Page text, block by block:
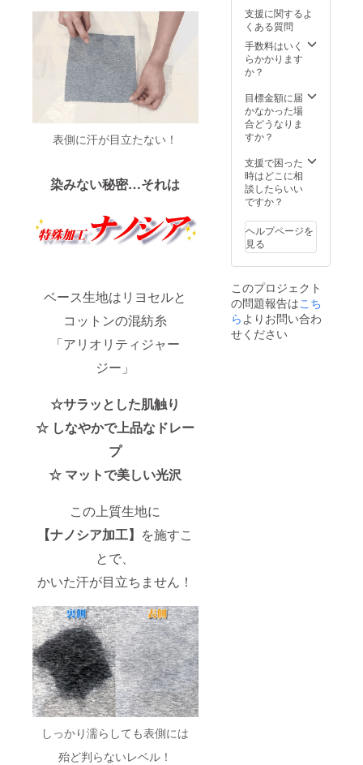
表側に汗が目立たない！
染みない秘密…それは
ベース生地はリヨセルと
コットンの混紡糸
「アリオリティジャー
ジー」
☆サラッとした肌触り
☆ しなやかで上品なドレー
プ
☆ マットで美しい光沢
この上質生地に
【ナノシア加工】 を施すこ
とで、
かいた汗が目立ちません！
しっかり濡らしても表側には
殆ど判らないレベル！
イ
ビー・
ブラッ
ク 選べ
イズ
00、サ
イズ
02、サ
イズ
03、サ
イズ
イズ05
支援に関するよ
くある質問
手数料はいく
らかかります
か？
目標金額に届
かなかった場
合どうなりま
すか？
支援で困った
時はどこに相
談したらいい
ですか？
ヘルプページを
見る
このプロジェクト
の問題報告はこち
らよりお問い合わ
せください